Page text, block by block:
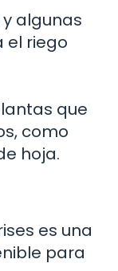
algunas
el riego
que
como
hoja.
es una
para